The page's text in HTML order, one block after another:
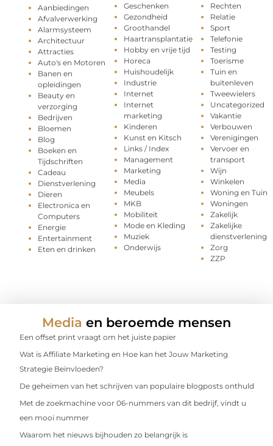
Aanbiedingen
Afvalverwerking
Alarmsysteem
Architectuur
Attracties
Auto's en Motoren
Banen en
opleidingen
Beauty en
verzorging
Bedrijven
Bloemen
Blog
Boeken en
Tijdschriften
Cadeau
Dienstverlening
Dieren
Electronica en
Computers
Energie
Entertainment
Eten en drinken
Geschenken
Gezondheid
Groothandel
Haartransplantatie
Hobby en vrije tijd
Horeca
Huishoudelijk
Industrie
Internet
Internet
marketing
Kinderen
Kunst en Kitsch
Links / Index
Management
Marketing
Media
Meubels
MKB
Mobiliteit
Mode en Kleding
Muziek
Onderwijs
Rechten
Relatie
Sport
Telefonie
Testing
Toerisme
Tuin en
buitenleven
Tweewielers
Uncategorized
Vakantie
Verbouwen
Verenigingen
Vervoer en
transport
Wijn
Winkelen
Woning en Tuin
Woningen
Zakelijk
Zakelijke
dienstverlening
Zorg
ZZP
Media en beroemde mensen
Een offset print vraagt om het juiste papier
Wat is Affiliate Marketing en Hoe kan het Jouw Marketing
Strategie Beïnvloeden?
De geheimen van het schrijven van populaire blogposts onthuld
Met de zoekmachine voor 06-nummers van dit bedrijf, vindt u
een mooi nummer
Waarom het nieuws bijhouden zo belangrijk is